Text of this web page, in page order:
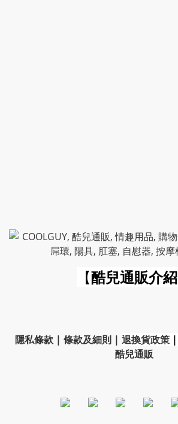
【酷兒通販介紹
隱私條款| 條款及細則| 退換貨政策 |
酷兒通販